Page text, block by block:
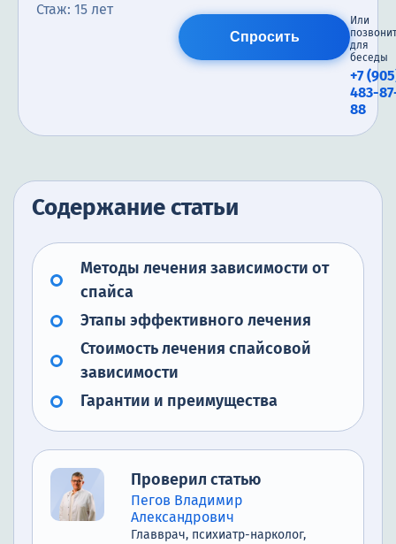
Стаж: 15 лет
Спросить
Или
для
беседы
+7
483-
88
Содержание статьи
Методы лечения зависимости от
спайса
Этапы эффективного лечения
Стоимость лечения спайсовой
зависимости
Гарантии и преимущества
Проверил статью
Пегов Владимир
Александрович
Главврач, психиатр-нарколог,